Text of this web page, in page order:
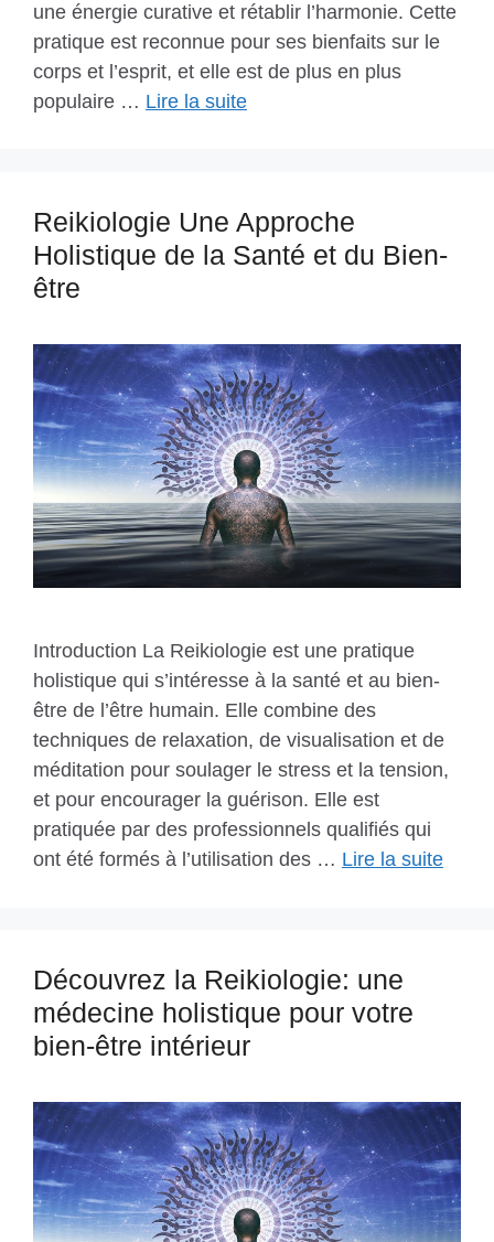
une énergie curative et rétablir l’harmonie. Cette
pratique est reconnue pour ses bienfaits sur le
corps et l’esprit, et elle est de plus en plus
populaire … Lire la suite
Reikiologie Une Approche
Holistique de la Santé et du Bien-
être
Introduction La Reikiologie est une pratique
holistique qui s’intéresse à la santé et au bien-
être de l’être humain. Elle combine des
techniques de relaxation, de visualisation et de
méditation pour soulager le stress et la tension,
et pour encourager la guérison. Elle est
pratiquée par des professionnels qualifiés qui
ont été formés à l’utilisation des … Lire la suite
Découvrez la Reikiologie: une
médecine holistique pour votre
bien-être intérieur